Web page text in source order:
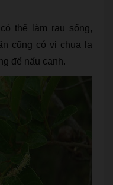
thể làm rau sống,
cũng có vị chua lạ
để nấu canh.